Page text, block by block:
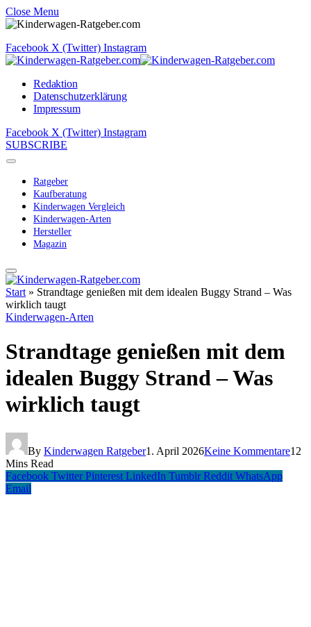
Close Menu
Facebook X (Twitter) Instagram
Redaktion
Datenschutzerklärung
Impressum
Facebook X (Twitter) Instagram
SUBSCRIBE
Ratgeber
Kaufberatung
Kinderwagen Vergleich
Kinderwagen-Arten
Hersteller
Magazin
Start » Strandtage genießen mit dem idealen Buggy Strand – Was
wirklich taugt
Kinderwagen-Arten
Strandtage genießen mit dem
idealen Buggy Strand – Was
wirklich taugt
By Kinderwagen Ratgeber1. April 2026Keine Kommentare12
Mins Read
Facebook Twitter Pinterest LinkedIn Tumblr Reddit WhatsApp
Email